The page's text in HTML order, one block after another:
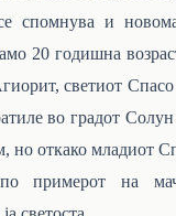
спомнува и
20 годишна
светиот
во градот
но откако младиот
примерот на